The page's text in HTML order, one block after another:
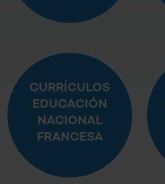
CURRÍCULOS
EDUCACIÓN
NACIONAL
FRANCESA